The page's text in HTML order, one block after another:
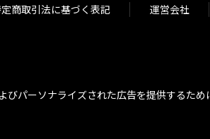
商取引法に基づく表記 運営会社
パーソナライズされた広告を提供するた